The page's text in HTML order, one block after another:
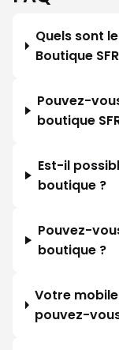
Quels sont
Boutique
Pouvez-
boutique
Est-il
boutique ?
Pouvez-
boutique ?
Votre
pouvez-